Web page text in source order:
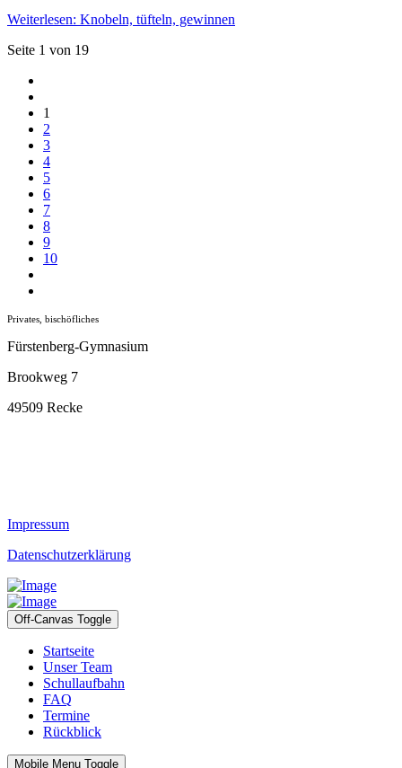
Weiterlesen: Knobeln, tüfteln, gewinnen
Seite 1 von 19
1
2
3
4
5
6
7
8
9
10
Privates, bischöfliches
Fürstenberg-Gymnasium
Brookweg 7
49509 Recke
Impressum
Datenschutzerklärung
Off-Canvas Toggle
Startseite
Unser Team
Schullaufbahn
FAQ
Termine
Rückblick
Mobile Menu Toggle